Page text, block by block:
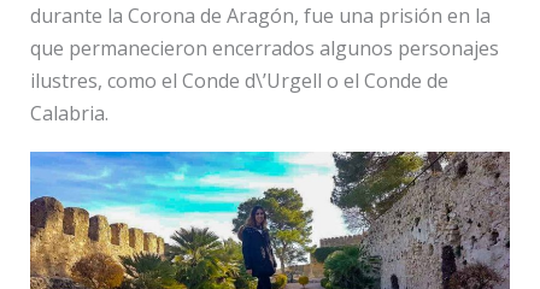
durante la Corona de Aragón, fue una prisión en la
que permanecieron encerrados algunos personajes
ilustres, como el Conde d\’Urgell o el Conde de
Calabria.